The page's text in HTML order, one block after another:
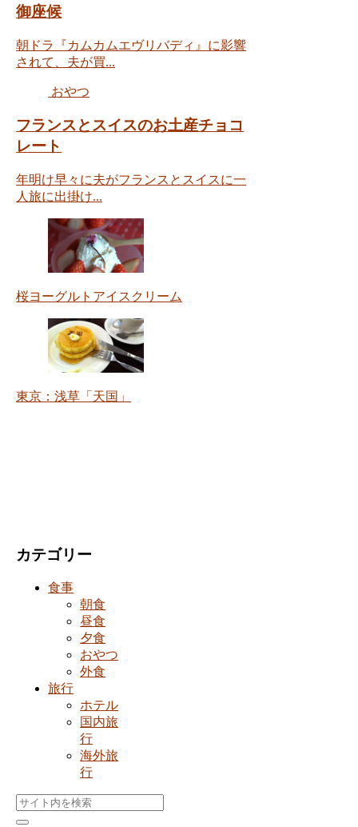
御座候
朝ドラ『カムカムエヴリバディ』に影響
されて、夫が買...
おやつ
フランスとスイスのお土産チョコ
レート
年明け早々に夫がフランスとスイスに一
人旅に出掛け...
桜ヨーグルトアイスクリーム
東京：浅草「天国」
カテゴリー
食事
朝食
昼食
夕食
おやつ
外食
旅行
ホテル
国内旅
行
海外旅
行